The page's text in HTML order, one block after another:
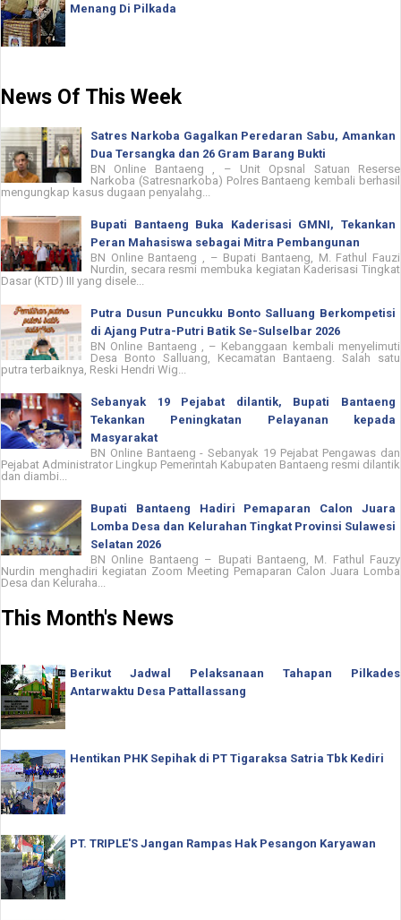
Menang Di Pilkada
News Of This Week
Satres Narkoba Gagalkan Peredaran Sabu, Amankan
Dua Tersangka dan 26 Gram Barang Bukti
BN Online Bantaeng , – Unit Opsnal Satuan Reserse
Narkoba (Satresnarkoba) Polres Bantaeng kembali berhasil
mengungkap kasus dugaan penyalahg...
Bupati Bantaeng Buka Kaderisasi GMNI, Tekankan
Peran Mahasiswa sebagai Mitra Pembangunan
BN Online Bantaeng , – Bupati Bantaeng, M. Fathul Fauzi
Nurdin, secara resmi membuka kegiatan Kaderisasi Tingkat
Dasar (KTD) III yang disele...
Putra Dusun Puncukku Bonto Salluang Berkompetisi
di Ajang Putra-Putri Batik Se-Sulselbar 2026
BN Online Bantaeng , – Kebanggaan kembali menyelimuti
Desa Bonto Salluang, Kecamatan Bantaeng. Salah satu
putra terbaiknya, Reski Hendri Wig...
Sebanyak 19 Pejabat dilantik, Bupati Bantaeng
Tekankan Peningkatan Pelayanan kepada
Masyarakat
BN Online Bantaeng - Sebanyak 19 Pejabat Pengawas dan
Pejabat Administrator Lingkup Pemerintah Kabupaten Bantaeng resmi dilantik
dan diambi...
Bupati Bantaeng Hadiri Pemaparan Calon Juara
Lomba Desa dan Kelurahan Tingkat Provinsi Sulawesi
Selatan 2026
BN Online Bantaeng – Bupati Bantaeng, M. Fathul Fauzy
Nurdin menghadiri kegiatan Zoom Meeting Pemaparan Calon Juara Lomba
Desa dan Keluraha...
This Month's News
Berikut Jadwal Pelaksanaan Tahapan Pilkades
Antarwaktu Desa Pattallassang
Hentikan PHK Sepihak di PT Tigaraksa Satria Tbk Kediri
PT. TRIPLE'S Jangan Rampas Hak Pesangon Karyawan